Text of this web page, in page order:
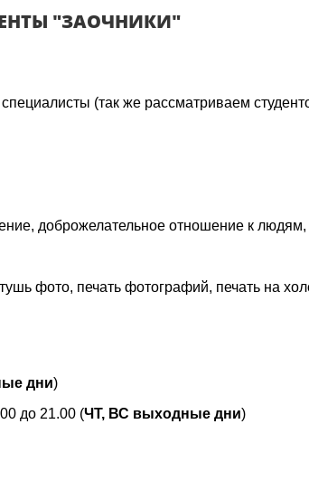
"ЗАОЧНИКИ"
(так же рассматриваем
доброжелательное отношение к
фото, печать фотографий, печать на
дни)
до 21.00 (ЧТ, ВС выходные дни)